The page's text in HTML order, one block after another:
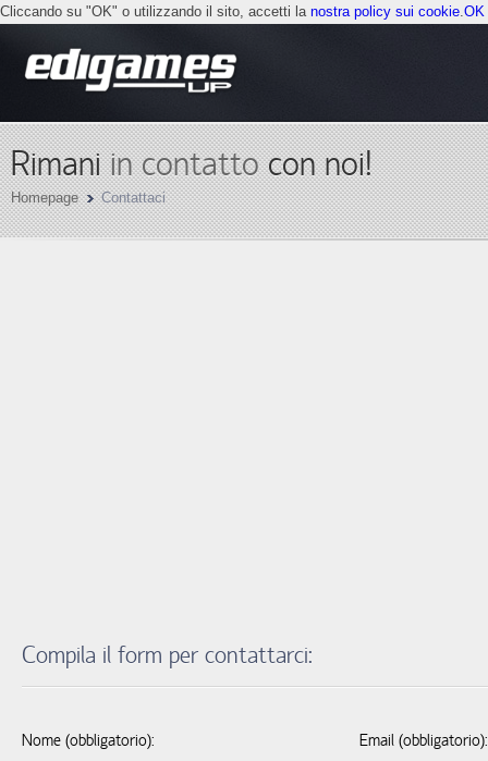
Cliccando su "OK" o utilizzando il sito, accetti la nostra policy sui cookie.OK
Rimaniin contattocon noi!
Homepage Contattaci
Compila il form per contattarci:
Nome (obbligatorio): Email (obbligatorio):